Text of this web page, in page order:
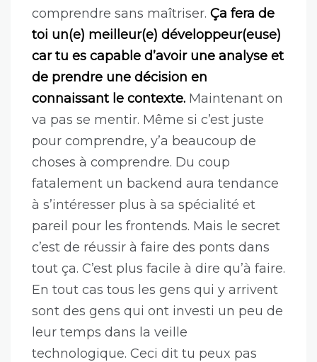
comprendre sans maîtriser. Ça fera de
toi un(e) meilleur(e) développeur(euse)
car tu es capable d’avoir une analyse et
de prendre une décision en
connaissant le contexte. Maintenant on
va pas se mentir. Même si c’est juste
pour comprendre, y’a beaucoup de
choses à comprendre. Du coup
fatalement un backend aura tendance
à s’intéresser plus à sa spécialité et
pareil pour les frontends. Mais le secret
c’est de réussir à faire des ponts dans
tout ça. C’est plus facile à dire qu’à faire.
En tout cas tous les gens qui y arrivent
sont des gens qui ont investi un peu de
leur temps dans la veille
technologique. Ceci dit tu peux pas